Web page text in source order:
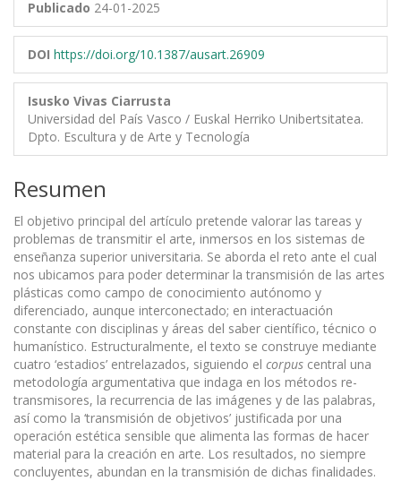
Publicado 24-01-2025
DOI https://doi.org/10.1387/ausart.26909
Isusko Vivas Ciarrusta
Universidad del País Vasco / Euskal Herriko Unibertsitatea.
Dpto. Escultura y de Arte y Tecnología
Resumen
El objetivo principal del artículo pretende valorar las tareas y
problemas de transmitir el arte, inmersos en los sistemas de
enseñanza superior universitaria. Se aborda el reto ante el cual
nos ubicamos para poder determinar la transmisión de las artes
plásticas como campo de conocimiento autónomo y
diferenciado, aunque interconectado; en interactuación
constante con disciplinas y áreas del saber científico, técnico o
humanístico. Estructuralmente, el texto se construye mediante
cuatro ‘estadios’ entrelazados, siguiendo el corpus central una
metodología argumentativa que indaga en los métodos re-
transmisores, la recurrencia de las imágenes y de las palabras,
así como la ‘transmisión de objetivos’ justificada por una
operación estética sensible que alimenta las formas de hacer
material para la creación en arte. Los resultados, no siempre
concluyentes, abundan en la transmisión de dichas finalidades.